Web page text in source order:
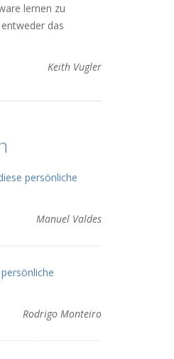
lernen zu
das
Keith Vugler
persönliche
Manuel Valdes
Rodrigo Monteiro